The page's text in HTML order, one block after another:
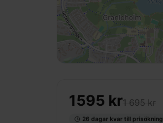
1595 kr1 695 kr
26 dagar kvar till prisökning